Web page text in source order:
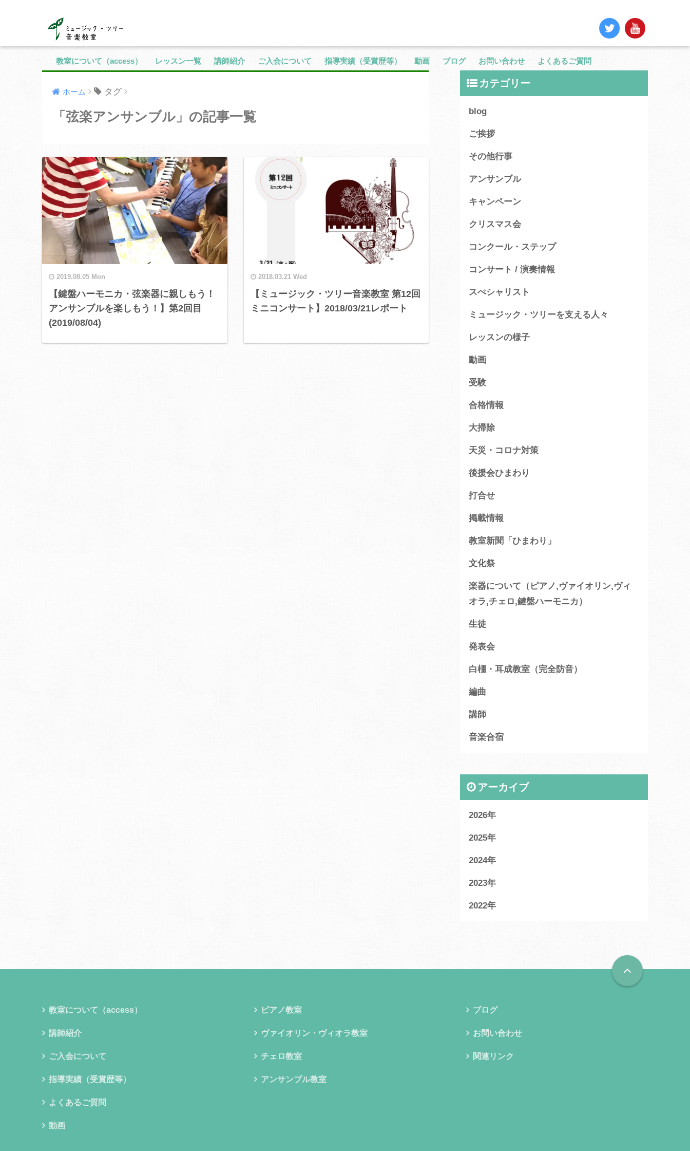
教室について（access） レッスン一覧 講師紹介 ご入会について 指導実績（受賞歴等） 動画 ブログ お問い合わせ よくあるご質問
ホーム タグ
「弦楽アンサンブル」の記事一覧
2019.08.05 Mon
【鍵盤ハーモニカ・弦楽器に親しもう！
アンサンブルを楽しもう！】第2回目
(2019/08/04)
2018.03.21 Wed
【ミュージック・ツリー音楽教室 第12回
ミニコンサート】2018/03/21レポート
カテゴリー
blog
ご挨拶
その他行事
アンサンブル
キャンペーン
クリスマス会
コンクール・ステップ
コンサート / 演奏情報
スぺシャリスト
ミュージック・ツリーを支える人々
レッスンの様子
動画
受験
合格情報
大掃除
天災・コロナ対策
後援会ひまわり
打合せ
掲載情報
教室新聞「ひまわり」
文化祭
楽器について（ピアノ,ヴァイオリン,ヴィ
オラ,チェロ,鍵盤ハーモニカ）
生徒
発表会
白橿・耳成教室（完全防音）
編曲
講師
音楽合宿
アーカイブ
2026
2025
2024
2023
2022
教室について（access）
講師紹介
ご入会について
指導実績（受賞歴等）
よくあるご質問
動画
ピアノ教室
ヴァイオリン・ヴィオラ教室
チェロ教室
アンサンブル教室
ブログ
お問い合わせ
関連リンク